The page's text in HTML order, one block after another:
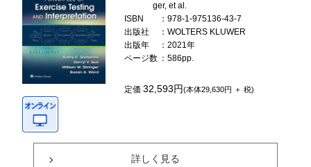
ger, et al.
ISBN
：978-1-975136-43-7
出版社
：WOLTERS KLUWER
出版年
：2021年
ページ数 ：586pp.
定価32,593円(本体29,630円 ＋ 税)
詳しく見る